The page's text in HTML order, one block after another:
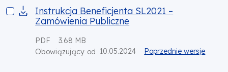
Instrukcja Beneficjenta SL2021 – Zamówienia Publiczne
Instrukcja Beneficjenta SL2021 –
Zamówienia Publiczne
PDF
3.68 MB
Obowiązujący od 10.05.2024 Poprzednie wersje